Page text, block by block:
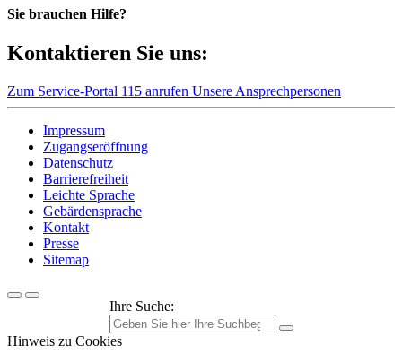
Sie brauchen Hilfe?
Kontaktieren Sie uns:
Zum Service-Portal 115 anrufen Unsere Ansprechpersonen
Impressum
Zugangseröffnung
Datenschutz
Barrierefreiheit
Leichte Sprache
Gebärdensprache
Kontakt
Presse
Sitemap
Ihre Suche:
Hinweis zu Cookies